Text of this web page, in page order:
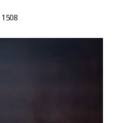
1508